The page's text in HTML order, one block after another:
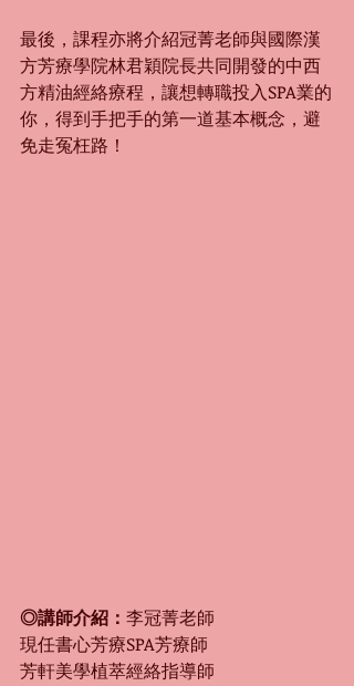
最後，課程亦將介紹冠菁老師與國際漢
方芳療學院林君穎院長共同開發的中西
方精油經絡療程，讓想轉職投入SPA業的
你，得到手把手的第一道基本概念，避
免走冤枉路！
◎講師介紹： 李冠菁老師
現任書心芳療SPA芳療師
芳軒美學植萃經絡指導師